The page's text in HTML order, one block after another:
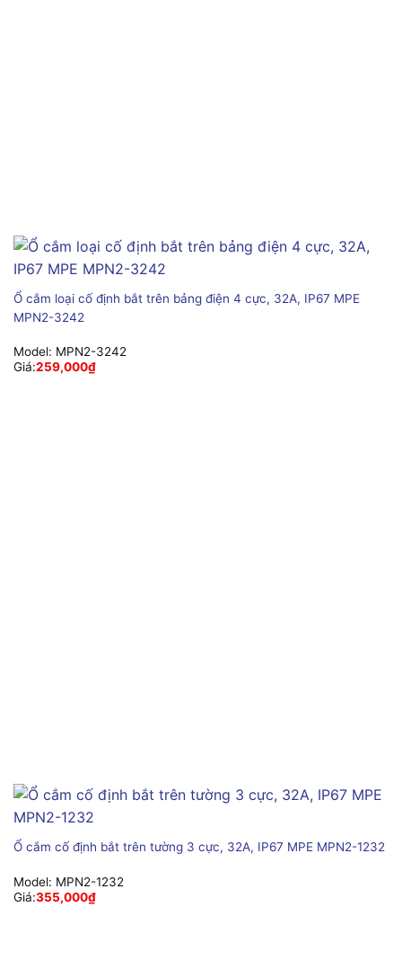
Ổ cắm loại cố định bắt trên bảng điện 4 cực, 32A, IP67 MPE
MPN2-3242
Model: MPN2-3242
Giá:259,000₫
Ổ cắm cố định bắt trên tường 3 cực, 32A, IP67 MPE MPN2-1232
Model: MPN2-1232
Giá:355,000₫